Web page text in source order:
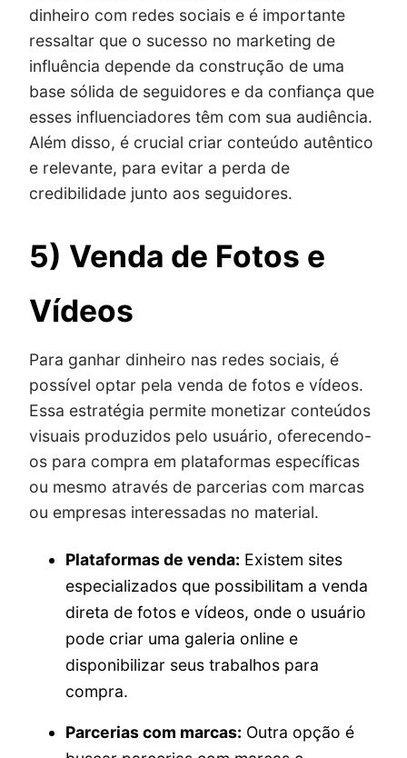
dinheiro com redes sociais e é importante
ressaltar que o sucesso no marketing de
influência depende da construção de uma
base sólida de seguidores e da confiança que
esses influenciadores têm com sua audiência.
Além disso, é crucial criar conteúdo autêntico
e relevante, para evitar a perda de
credibilidade junto aos seguidores.
5) Venda de Fotos e
Vídeos
Para ganhar dinheiro nas redes sociais, é
possível optar pela venda de fotos e vídeos.
Essa estratégia permite monetizar conteúdos
visuais produzidos pelo usuário, oferecendo-
os para compra em plataformas específicas
ou mesmo através de parcerias com marcas
ou empresas interessadas no material.
Plataformas de venda: Existem sites
especializados que possibilitam a venda
direta de fotos e vídeos, onde o usuário
pode criar uma galeria online e
disponibilizar seus trabalhos para
compra.
Parcerias com marcas: Outra opção é